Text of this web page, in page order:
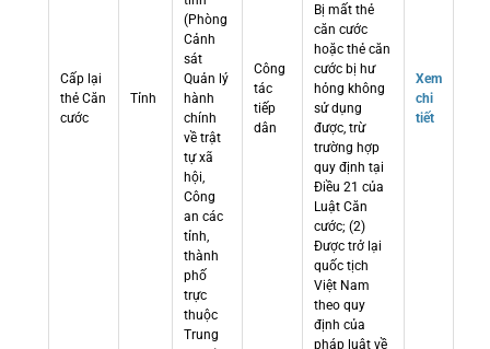
Cấp lại
thẻ Căn
cước
Tỉnh
(Phòng
Cảnh
sát
Quản lý
hành
chính
về trật
tự xã
hội,
Công
an các
tỉnh,
thành
phố
trực
thuộc
Trung
Công
tác
tiếp
dân
Bị mất thẻ
căn cước
hoặc thẻ căn
cước bị hư
hỏng không
sử dụng
được, trừ
trường hợp
quy định tại
Điều 21 của
Luật Căn
cước; (2)
Được trở lại
quốc tịch
Việt Nam
theo quy
định của
pháp luật về
Xem
chi
tiết